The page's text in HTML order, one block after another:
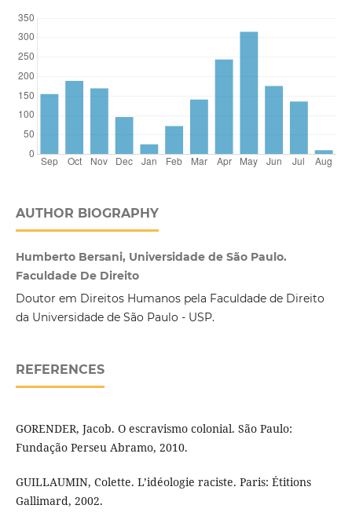
AUTHOR BIOGRAPHY
Humberto Bersani, Universidade de São Paulo.
Faculdade De Direito
Doutor em Direitos Humanos pela Faculdade de Direito
da Universidade de São Paulo - USP.
REFERENCES
GORENDER, Jacob. O escravismo colonial. São Paulo:
Fundação Perseu Abramo, 2010.
GUILLAUMIN, Colette. L’idéologie raciste. Paris: Étitions
Gallimard, 2002.